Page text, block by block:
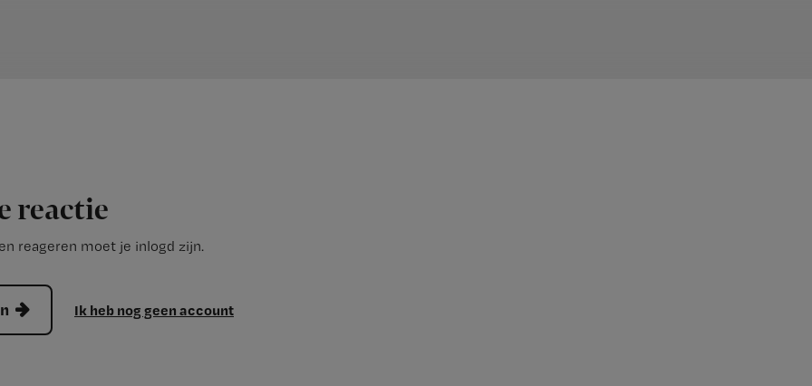
reactie
reageren moet je inlogd zijn.
Ik heb nog geen account